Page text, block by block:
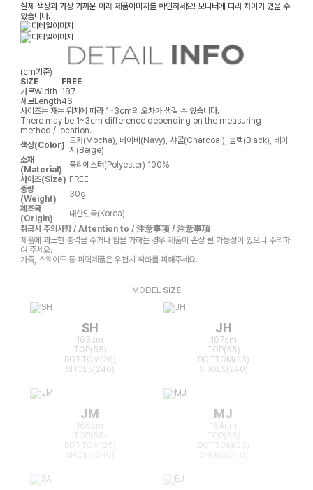
실제 색상과 가장 가까운 아래 제품이미지를 확인하세요! 모니터에 따라 차이가 있을 수
있습니다.
(cm기준)
SIZE
FREE
가로Width 187
세로Length46
사이즈는 재는 위치에 따라 1~3cm의 오차가 생길 수 있습니다.
There may be 1~3cm difference depending on the measuring
method / location.
색상(Color) 모카(Mocha), 네이비(Navy), 챠콜(Charcoal), 블랙(Black), 베이
지(Beige)
소재
(Material)
폴리에스터(Polyester) 100%
사이즈(Size) FREE
중량
(Weight)
30g
제조국
(Origin)
대한민국(Korea)
취급시 주의사항 / Attention to / 注意事项 / 注意事項
제품에 과도한 충격을 주거나 힘을 가하는 경우 제품이 손상 될 가능성이 있으니 주의하
여 주세요.
가죽, 스웨이드 등 피혁제품은 우천시 착화를 피해주세요.
MODEL SIZE
SH
163cm
TOP(55)
BOTTOM(26)
SHOES(240)
JH
167cm
TOP(55)
BOTTOM(26)
SHOES(240)
JM
166cm
TOP(55)
BOTTOM(25)
MJ
164cm
TOP(55)
BOTTOM(26)